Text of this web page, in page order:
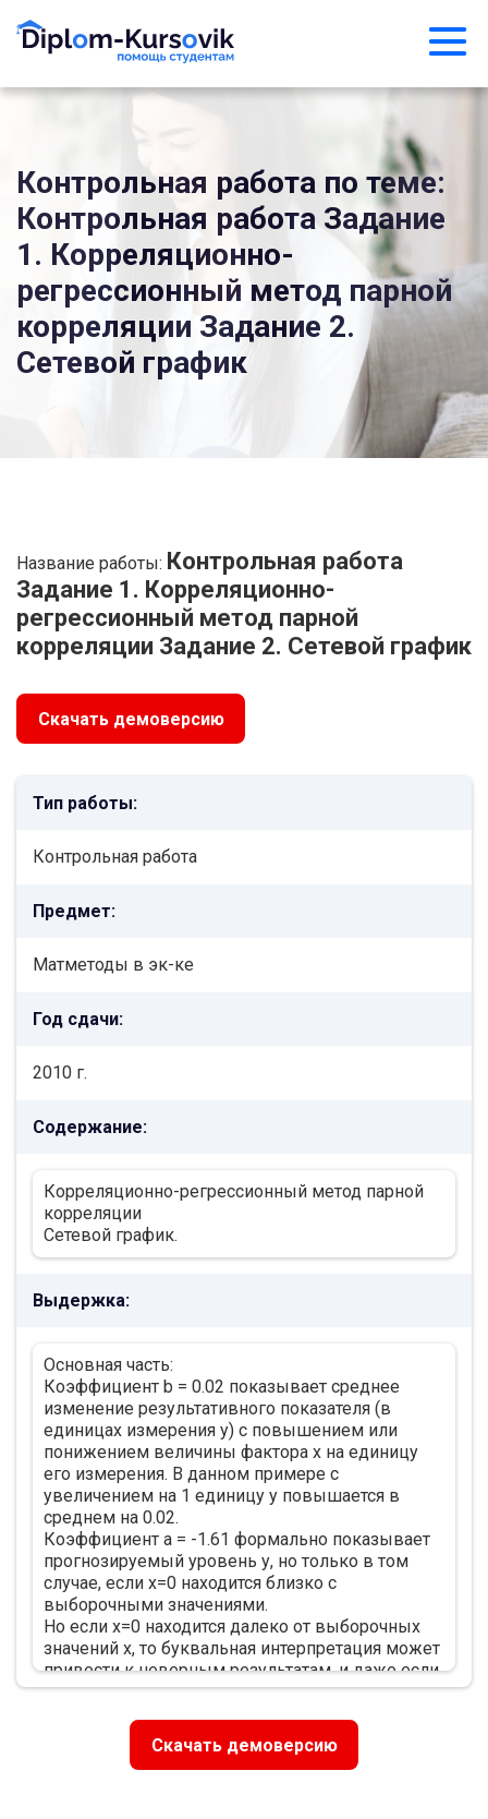
Контрольная работа по теме:
Контрольная работа Задание
1. Корреляционно-
регрессионный метод парной
корреляции Задание 2.
Сетевой график
Название работы: Контрольная работа
Задание 1. Корреляционно-
регрессионный метод парной
корреляции Задание 2. Сетевой график
Скачать демоверсию
Тип работы:
Контрольная работа
Предмет:
Матметоды в эк-ке
Год сдачи:
2010 г.
Содержание:
Корреляционно-регрессионный метод парной
корреляции
Сетевой график.
Выдержка:
Основная часть:
Коэффициент b = 0.02 показывает среднее
изменение результативного показателя (в
единицах измерения у) с повышением или
понижением величины фактора х на единицу
его измерения. В данном примере с
увеличением на 1 единицу y повышается в
среднем на 0.02.
Коэффициент a = -1.61 формально показывает
прогнозируемый уровень у, но только в том
случае, если х=0 находится близко с
выборочными значениями.
Но если х=0 находится далеко от выборочных
значений х, то буквальная интерпретация может
привести к неверным результатам, и даже если
линия регрессии довольно точно описывает
что также будет при экстраполяции влево или
Скачать демоверсию